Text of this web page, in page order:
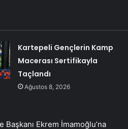
Kartepeli Gençlerin Kamp
Macerası Sertifikayla
Taçlandı
Ağustos 8, 2026
Ekrem İmamoğlu’na